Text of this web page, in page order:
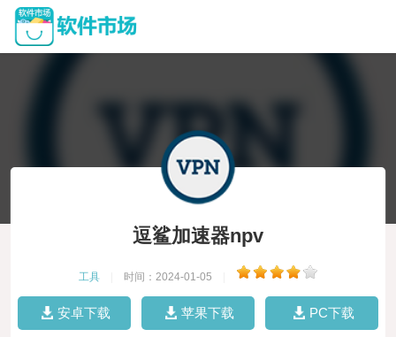
逗鲨加速器npv
工具 时间：2024-01-05
安卓下载 苹果下载 PC下载